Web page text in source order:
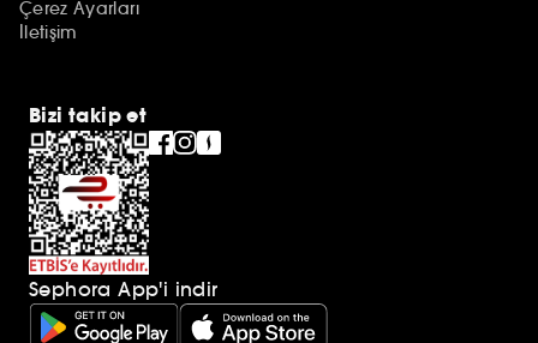
Çerez Ayarları
İletişim
Bizi takip et
Sephora App'i indir